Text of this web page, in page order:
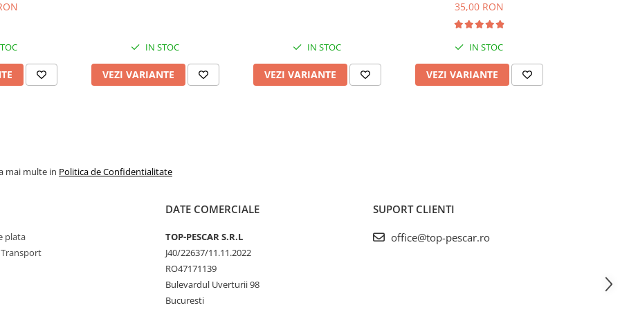
IN STOC
VEZI VARIANTE
IN STOC
VEZI VARIANTE
35,00 RON
IN STOC
VEZI VARIANTE
mai multe in Politica de Confidentialitate
plata
DATE COMERCIALE
TOP-PESCAR S.R.L
J40/22637/11.11.2022
RO47171139
Bulevardul Uverturii 98
Bucuresti
SUPORT CLIENTI
office@top-pescar.ro